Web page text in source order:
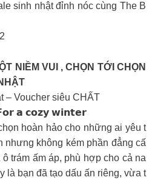
sinh nhật đỉnh nóc cùng The B
NIỀM VUI , CHỌN TỚI CHỌN
– Voucher siêu CHẤT
𝗮 𝗰𝗼𝘇𝘆 𝘄𝗶𝗻𝘁𝗲𝗿
hoàn hảo cho những ai yêu t
nhưng không kém phần đẳng cấ
trám ấm áp, phù hợp cho cả na
là bạn đã tạo dấu ấn riêng, vừa t